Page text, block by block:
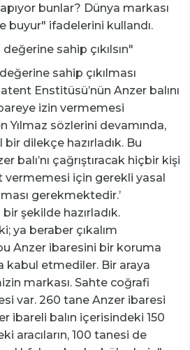
bunlar? Dünya markası
buyur" ifadelerini kullandı.
sahip çıkılsın"
sahip çıkılması
Enstitüsü’nün Anzer balını
izin vermemesi
Yılmaz sözlerini devamında,
dilekçe hazırladık. Bu
balı’nı çağrıştıracak hiçbir kişi
için gerekli yasal
gerekmektedir.’
şekilde hazırladık.
ya beraber çıkalım
bu Anzer ibaresini bir koruma
kabul etmediler. Bir araya
markası. Sahte coğrafi
var. 260 tane Anzer ibaresi
ibareli balın içerisindeki 150
aracıların, 100 tanesi de